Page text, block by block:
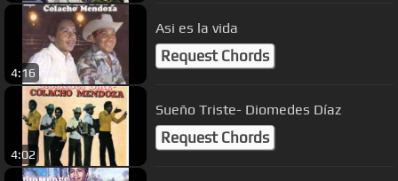
4:16
Asi es la vida
Request Chords
4:02
Sueño Triste- Diomedes Díaz
Request Chords